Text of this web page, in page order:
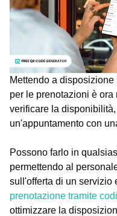
Mettendo a
per le prenotazioni è
verificare la
un'appuntamento con
Possono farlo in
permettendo al
sull'offerta di un servizio
prenotazione tramite
ottimizzare la